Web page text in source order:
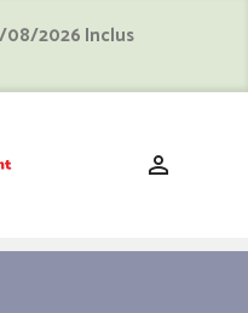
08/2026 Inclus
